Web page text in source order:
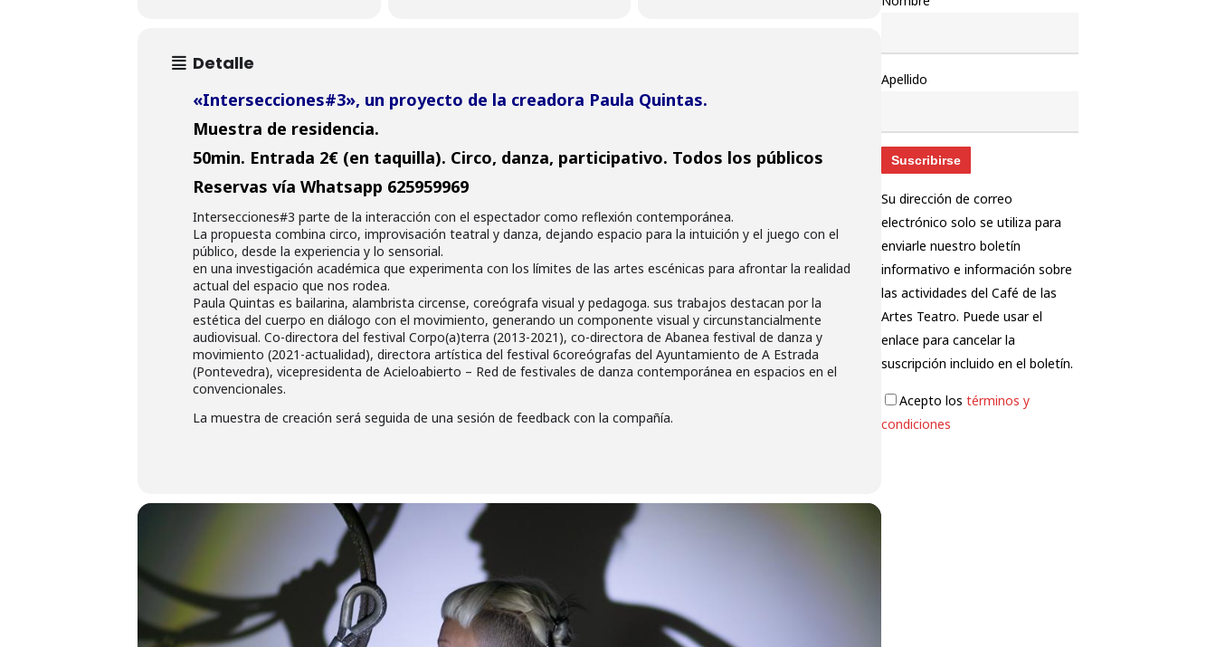
Detalle
«Intersecciones#3», un proyecto de la creadora Paula Quintas.
Muestra de residencia.
50min. Entrada 2€ (en taquilla). Circo, danza, participativo. Todos los públicos
Reservas vía Whatsapp 625959969
Intersecciones#3 parte de la interacción con el espectador como reflexión contemporánea.
La propuesta combina circo, improvisación teatral y danza, dejando espacio para la intuición y el juego con el
público, desde la experiencia y lo sensorial.
en una investigación académica que experimenta con los límites de las artes escénicas para afrontar la realidad
actual del espacio que nos rodea.
Paula Quintas es bailarina, alambrista circense, coreógrafa visual y pedagoga. sus trabajos destacan por la
estética del cuerpo en diálogo con el movimiento, generando un componente visual y circunstancialmente
audiovisual. Co-directora del festival Corpo(a)terra (2013-2021), co-directora de Abanea festival de danza y
movimiento (2021-actualidad), directora artística del festival 6coreógrafas del Ayuntamiento de A Estrada
(Pontevedra), vicepresidenta de Acieloabierto – Red de festivales de danza contemporánea en espacios en el
convencionales.
La muestra de creación será seguida de una sesión de feedback con la compañía.
Apellido
Su dirección de correo
electrónico solo se utiliza para
enviarle nuestro boletín
informativo e información sobre
las actividades del Café de las
Artes Teatro. Puede usar el
enlace para cancelar la
suscripción incluido en el boletín.
Acepto los términos y
condiciones